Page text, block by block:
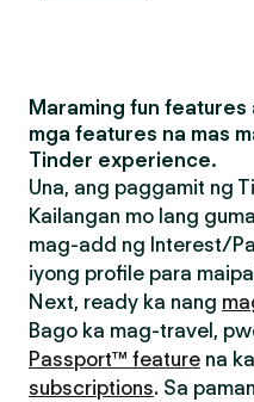
Maraming fun
mga features na mas
Tinder experience.
Una, ang paggamit ng
Kailangan mo lang
mag-add ng Interest/
iyong profile para
Next, ready ka nang
Bago ka mag-travel,
Passport™ feature na
subscriptions. Sa